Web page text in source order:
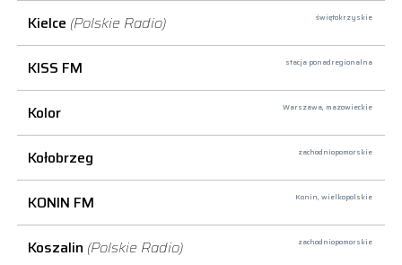
Kielce (Polskie Radio) świętokrzyskie
KISS FM stacja ponadregionalna
Kolor Warszawa, mazowieckie
Kołobrzeg zachodniopomorskie
KONIN FM Konin, wielkopolskie
Koszalin (Polskie Radio) zachodniopomorskie